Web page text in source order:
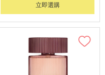
立即選購